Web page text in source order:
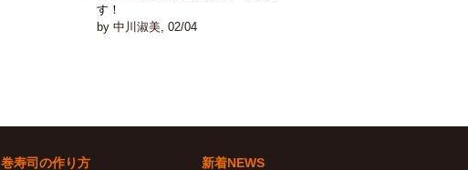
す！
by 中川淑美, 02/04
巻寿司の作り方 新着NEWS